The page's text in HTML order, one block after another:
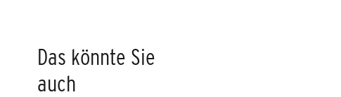
Das könnte Sie
auch